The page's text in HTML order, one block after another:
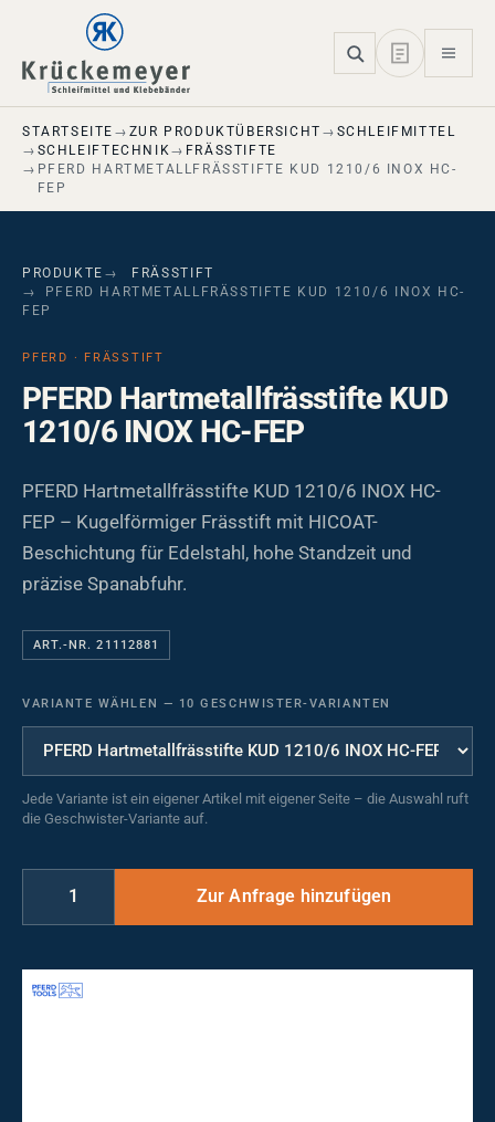
Skip to main navigation
Skip to main content
Skip to page footer
STARTSEITE ZUR PRODUKTÜBERSICHT
SCHLEIFMITTEL
SCHLEIFTECHNIK
FRÄSSTIFTE
PFERD HARTMETALLFRÄSSTIFTE KUD 1210/6 INOX HC-
FEP
PRODUKTE
FRÄSSTIFT
PFERD HARTMETALLFRÄSSTIFTE KUD 1210/6 INOX HC-
FEP
PFERD · FRÄSSTIFT
PFERD Hartmetallfrässtifte KUD
1210/6 INOX HC-FEP
PFERD Hartmetallfrässtifte KUD 1210/6 INOX HC-
FEP – Kugelförmiger Frässtift mit HICOAT-
Beschichtung für Edelstahl, hohe Standzeit und
präzise Spanabfuhr.
ART.-NR. 21112881
VARIANTE WÄHLEN — 10 GESCHWISTER-VARIANTEN
Jede Variante ist ein eigener Artikel mit eigener Seite – die Auswahl ruft
die Geschwister-Variante auf.